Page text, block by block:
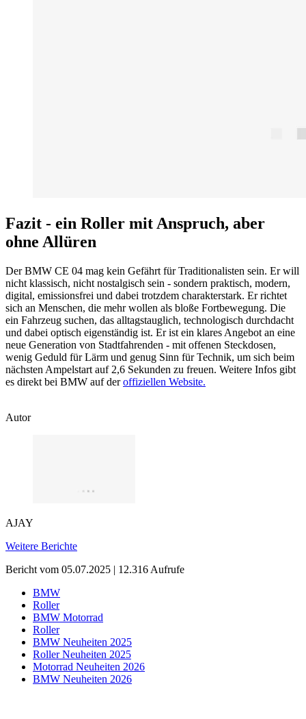
Fazit - ein Roller mit Anspruch, aber
ohne Allüren
Der BMW CE 04 mag kein Gefährt für Traditionalisten sein. Er will
nicht klassisch, nicht nostalgisch sein - sondern praktisch, modern,
digital, emissionsfrei und dabei trotzdem charakterstark. Er richtet
sich an Menschen, die mehr wollen als bloße Fortbewegung. Die
ein Fahrzeug suchen, das alltagstauglich, technologisch durchdacht
und dabei optisch eigenständig ist. Er ist ein klares Angebot an eine
neue Generation von Stadtfahrenden - mit offenen Steckdosen,
wenig Geduld für Lärm und genug Sinn für Technik, um sich beim
nächsten Ampelstart auf 2,6 Sekunden zu freuen. Weitere Infos gibt
es direkt bei BMW auf deroffiziellen Website.
Autor
AJAY
Weitere Berichte
Bericht vom 05.07.2025 | 12.316 Aufrufe
BMW
Roller
BMW Motorrad
Roller
BMW Neuheiten 2025
Roller Neuheiten 2025
Motorrad Neuheiten 2026
BMW Neuheiten 2026